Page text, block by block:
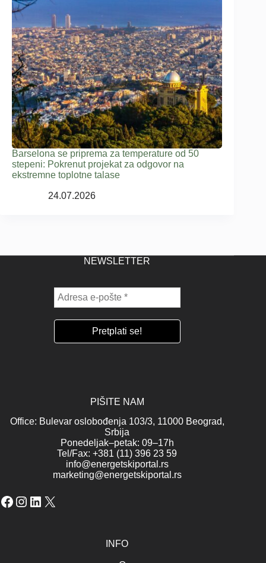
Barselona se priprema za temperature od 50
stepeni: Pokrenut projekat za odgovor na
ekstremne toplotne talase
24.07.2026
NEWSLETTER
PIŠITE NAM
Office: Bulevar oslobođenja 103/3, 11000 Beograd,
Srbija
Ponedeljak–petak: 09–17h
Tel/Fax: +381 (11) 396 23 59
info@energetskiportal.rs
marketing@energetskiportal.rs
Facebook
Instagram
LinkedIn
X
INFO